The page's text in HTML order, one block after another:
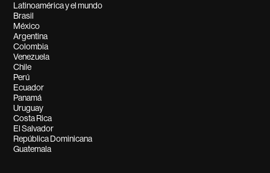
Latinoamérica y el mundo
Brasil
México
Argentina
Colombia
Venezuela
Chile
Perú
Ecuador
Panamá
Uruguay
Costa Rica
El Salvador
República Dominicana
Guatemala